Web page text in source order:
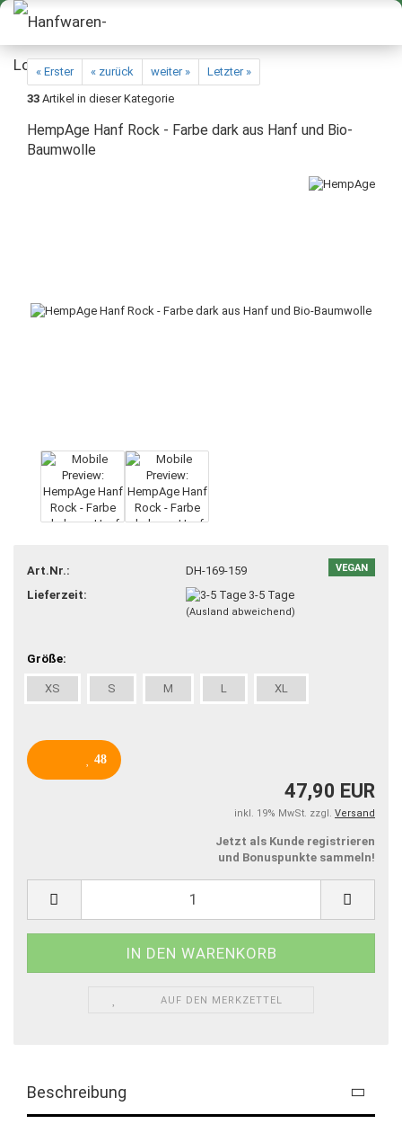
« Erster « zurück weiter »
Letzter »
33 Artikel in dieser Kategorie
HempAge Hanf Rock - Farbe dark aus Hanf und Bio-
Baumwolle
VEGAN
Art.Nr.:
DH-169-159
Lieferzeit:
3-5 Tage
(Ausland abweichend)
Größe:
XS S M L XL
48
47,90 EUR
inkl. 19% MwSt. zzgl. Versand
Jetzt als Kunde registrieren
und Bonuspunkte sammeln!
AUF DEN MERKZETTEL
Beschreibung